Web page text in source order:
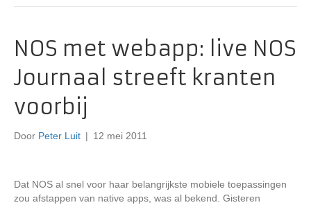
NOS met webapp: live NOS
Journaal streeft kranten
voorbij
Door Peter Luit | 12 mei 2011
Dat NOS al snel voor haar belangrijkste mobiele toepassingen
zou afstappen van native apps, was al bekend. Gisteren